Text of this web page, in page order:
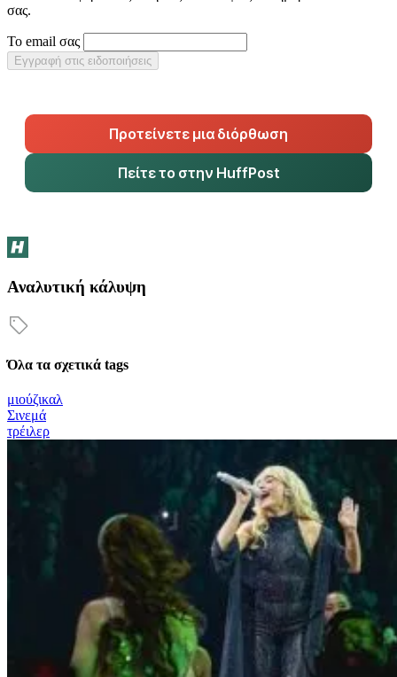
σας.
Το email σας
Εγγραφή στις ειδοποιήσεις
Προτείνετε μια διόρθωση
Πείτε το στην HuffPost
Αναλυτική κάλυψη
Όλα τα σχετικά tags
μιούζικαλ
Σινεμά
τρέιλερ